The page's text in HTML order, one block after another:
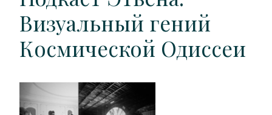
Визуальный гений
Космической Одиссеи